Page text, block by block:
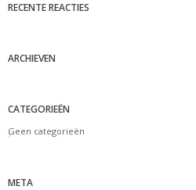
RECENTE REACTIES
ARCHIEVEN
CATEGORIEËN
Geen categorieën
META